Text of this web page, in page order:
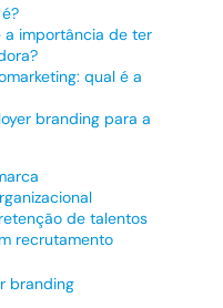
a importância de ter
qual é a
branding para a
de talentos
recrutamento
branding